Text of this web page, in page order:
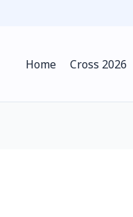
Home Cross 2026